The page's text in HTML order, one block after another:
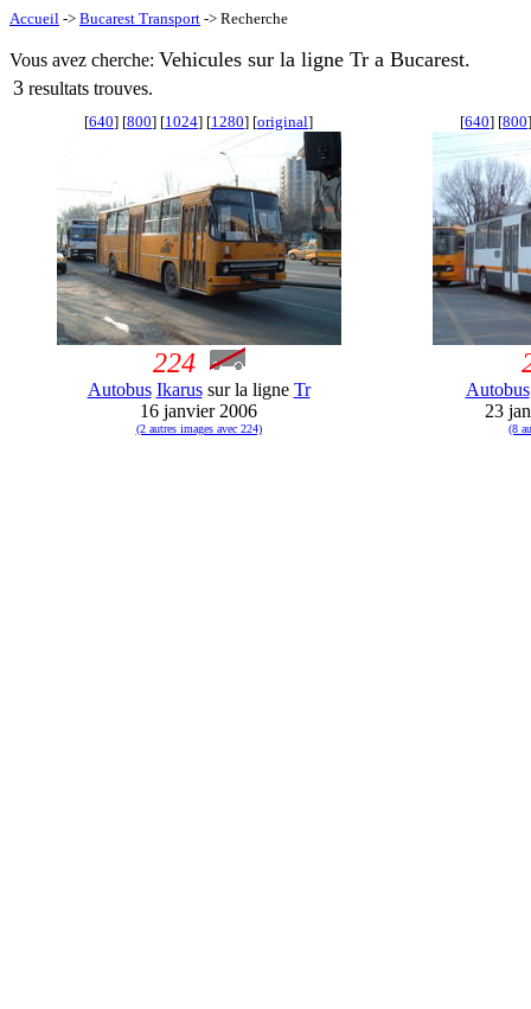
Accueil -> Bucarest Transport -> Recherche
Vous avez cherche: Vehicules sur la ligne Tr a Bucarest.
3 resultats trouves.
[640] [800] [1024] [1280] [original]
224
Autobus Ikarussur la ligne Tr
16 janvier 2006
(2 autres images avec 224)
[640] [800
Autobus
23
(8